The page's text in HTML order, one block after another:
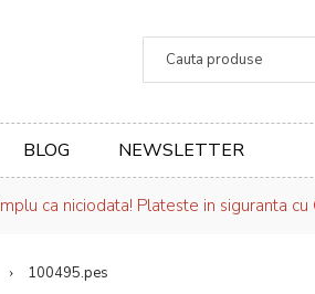
BLOG NEWSLETTER
ca niciodata! Plateste in siguranta cu
100495.pes